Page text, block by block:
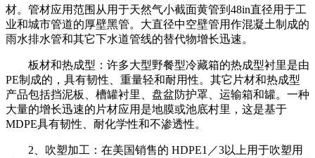
材。管材应用范围从用于天然气小截面黄管到 48in直径用于工
业和城市管道的厚壁黑管。大直径中空壁管用作混凝土制成的
雨水排水管和其它下水道管线的替代物增长迅速。
板材和热成型：许多大型野餐型冷藏箱的热成型衬里是由
PE制成的，具有韧性、重量轻和耐用性。其它片材和热成型
产品包括挡泥板、槽罐衬里、盘盆防护罩、运输箱和罐。一种
大量的增长迅速的片材应用是地膜或池底村里，这是基于
MDPE具有韧性、耐化学性和不渗透性。
2 、吹塑加工：在美国销售的 HDPE1 ／3以上用于吹塑用